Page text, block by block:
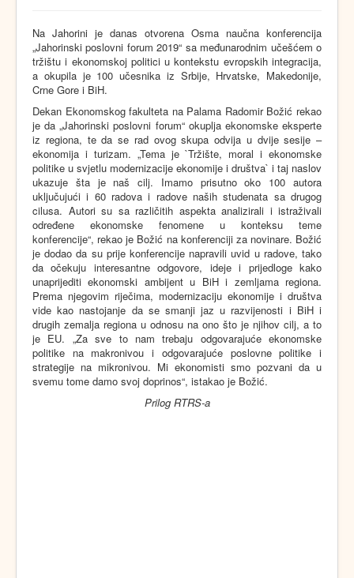
Na Jahorini je danas otvorena Osma naučna konferencija
„Jahorinski poslovni forum 2019“ sa međunarodnim učešćem o
tržištu i ekonomskoj politici u kontekstu evropskih integracija,
a okupila je 100 učesnika iz Srbije, Hrvatske, Makedonije,
Crne Gore i BiH.
Dekan Ekonomskog fakulteta na Palama Radomir Božić rekao
je da „Jahorinski poslovni forum“ okuplja ekonomske eksperte
iz regiona, te da se rad ovog skupa odvija u dvije sesije –
ekonomija i turizam. „Tema je `Tržište, moral i ekonomske
politike u svjetlu modernizacije ekonomije i društva` i taj naslov
ukazuje šta je naš cilj. Imamo prisutno oko 100 autora
uključujući i 60 radova i radove naših studenata sa drugog
cilusa. Autori su sa različitih aspekta analizirali i istraživali
određene ekonomske fenomene u konteksu teme
konferencije“, rekao je Božić na konferenciji za novinare. Božić
je dodao da su prije konferencije napravili uvid u radove, tako
da očekuju interesantne odgovore, ideje i prijedloge kako
unaprijediti ekonomski ambijent u BiH i zemljama regiona.
Prema njegovim riječima, modernizaciju ekonomije i društva
vide kao nastojanje da se smanji jaz u razvijenosti i BiH i
drugih zemalja regiona u odnosu na ono što je njihov cilj, a to
je EU. „Za sve to nam trebaju odgovarajuće ekonomske
politike na makronivou i odgovarajuće poslovne politike i
strategije na mikronivou. Mi ekonomisti smo pozvani da u
svemu tome damo svoj doprinos“, istakao je Božić.
Prilog RTRS-a